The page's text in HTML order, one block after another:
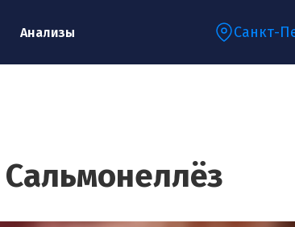
Анализы Санкт-
Сальмонеллёз